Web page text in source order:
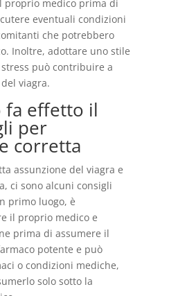
proprio medico prima di
eventuali condizioni
che potrebbero
Inoltre, adottare uno stile
può contribuire a
viagra.
fa effetto il
per
corretta
assunzione del viagra e
ci sono alcuni consigli
primo luogo, è
il proprio medico e
prima di assumere il
potente e può
o condizioni mediche,
solo sotto la